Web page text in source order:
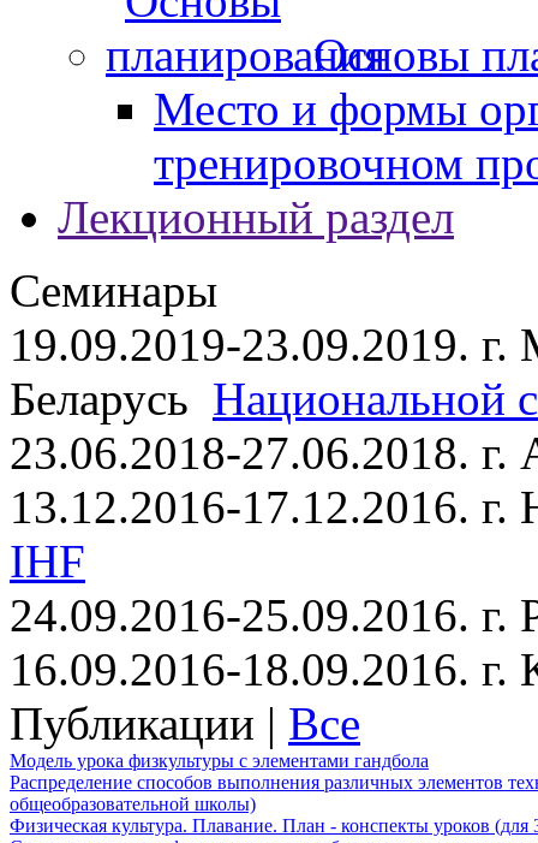
Основы
Место и формы
тренировочном
Лекционный раздел
Семинары
19.09.2019-23.09.2019. г.
Беларусь Национальной
23.06.2018-27.06.2018.
13.12.2016-17.12.2016.
IHF
24.09.2016-25.09.2016. г.
16.09.2016-18.09.2016.
Публикации | Все
Модель урока физкультуры с элементами гандбола
Распределение способов выполнения различных элементов
общеобразовательной школы)
Физическая культура. Плавание. План - конспекты уроков (для